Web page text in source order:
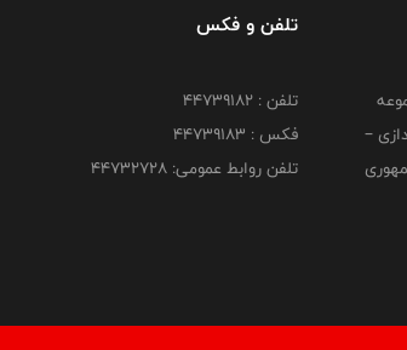
–
تلفن و فکس
تلفن : ۴۴۷۳۹۱۸۲
فکس : ۴۴۷۳۹۱۸3
تلفن روابط عمومی: ۴۴۷۳۲۷۲۸